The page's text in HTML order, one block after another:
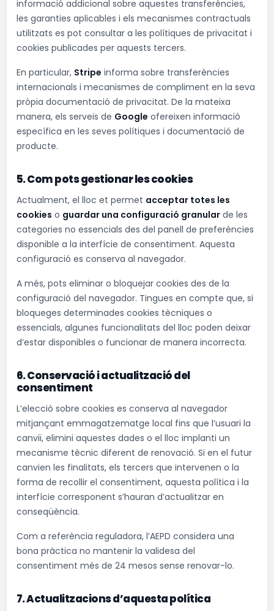
informació addicional sobre aquestes transferències,
les garanties aplicables i els mecanismes contractuals
utilitzats es pot consultar a les polítiques de privacitat i
cookies publicades per aquests tercers.
En particular, Stripe informa sobre transferències
internacionals i mecanismes de compliment en la seva
pròpia documentació de privacitat. De la mateixa
manera, els serveis de Google ofereixen informació
específica en les seves polítiques i documentació de
producte.
5. Com pots gestionar les cookies
Actualment, el lloc et permet acceptar totes les
cookies o guardar una configuració granular de les
categories no essencials des del panell de preferències
disponible a la interfície de consentiment. Aquesta
configuració es conserva al navegador.
A més, pots eliminar o bloquejar cookies des de la
configuració del navegador. Tingues en compte que, si
bloqueges determinades cookies tècniques o
essencials, algunes funcionalitats del lloc poden deixar
d’estar disponibles o funcionar de manera incorrecta.
6. Conservació i actualització del
consentiment
L’elecció sobre cookies es conserva al navegador
mitjançant emmagatzematge local fins que l’usuari la
canviï, elimini aquestes dades o el lloc implanti un
mecanisme tècnic diferent de renovació. Si en el futur
canvien les finalitats, els tercers que intervenen o la
forma de recollir el consentiment, aquesta política i la
interfície corresponent s’hauran d’actualitzar en
conseqüència.
Com a referència reguladora, l’AEPD considera una
bona pràctica no mantenir la validesa del
consentiment més de 24 mesos sense renovar-lo.
7. Actualitzacions d’aquesta política